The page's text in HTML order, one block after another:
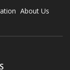
بينما تزرار
قادة التعليم
About Us